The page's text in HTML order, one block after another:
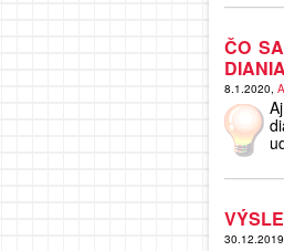
ČO
8.1.2020,